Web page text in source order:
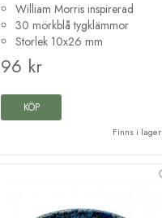
William Morris inspirerad
30 mörkblå tygklämmor
Storlek 10x26 mm
96 kr
KÖP
Finns i lager